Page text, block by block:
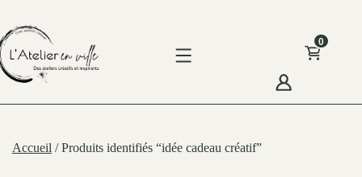
to
content
0
Accueil / Produits identifiés “idée cadeau créatif”